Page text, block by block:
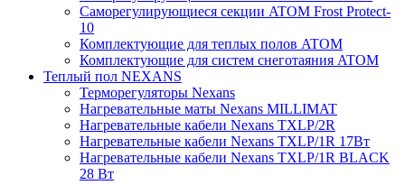
Саморегулирующиеся секции ATOM Frost Protect-
10
Комплектующие для теплых полов ATOM
Комплектующие для систем снеготаяния ATOM
Теплый пол NEXANS
Терморегуляторы Nexans
Нагревательные маты Nexans MILLIMAT
Нагревательные кабели Nexans TXLP/2R
Нагревательные кабели Nexans TXLP/1R 17Вт
Нагревательные кабели Nexans TXLP/1R BLACK
28 Вт